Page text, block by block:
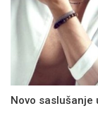
Novo saslušanje